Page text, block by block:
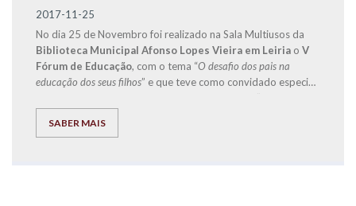
2017-11-25
No dia 25 de Novembro foi realizado na Sala Multiusos da
Biblioteca Municipal Afonso Lopes Vieira em Leiria o V
Fórum de Educação, com o tema “O desafio dos pais na
educação dos seus filhos” e que teve como convidado especial
Bora Lá!” e “Do Secundário à Universidade com Sucesso –
SABER MAIS